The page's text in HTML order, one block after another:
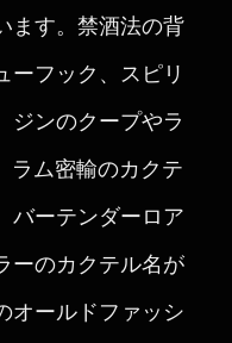
ます。禁酒法の背
ーフック、スピリ
ジンのクープやラ
ラム密輸のカクテ
バーテンダーロア
ーのカクテル名が
オールドファッシ